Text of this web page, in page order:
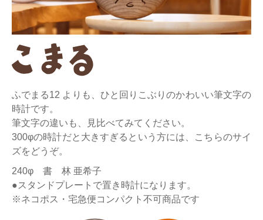
ふでまる12 よりも、ひと回りこぶりのかわいい筆文字の
時計です。
筆文字の違いも、見比べてみてください。
300φの時計だと大きすぎるという方には、こちらのサイ
ズをどうぞ。
240φ 書 林 亜希子
●スタンドプレートで置き時計になります。
※ネコポス・宅急便コンパクト不可商品です